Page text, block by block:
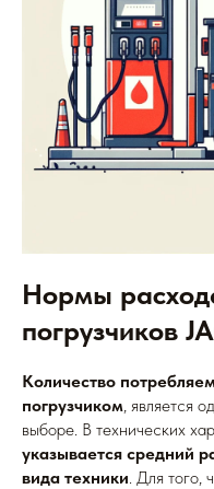
Нормы
погрузчиков
Количество
погрузчиком, является
выборе. В технических
указывается средний
вида техники. Для того,